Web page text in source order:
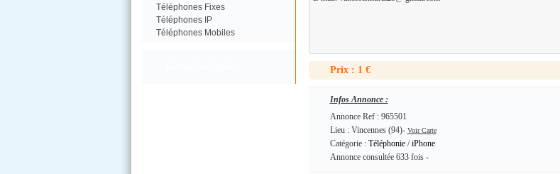
Téléphones Fixes
Téléphones IP
Téléphones Mobiles
Prix : 1 €
Infos Annonce :
Annonce Ref : 965501
Lieu : Vincennes (94)- Voir Carte
Catégorie : Téléphonie/iPhone
Annonce consultée 633 fois -